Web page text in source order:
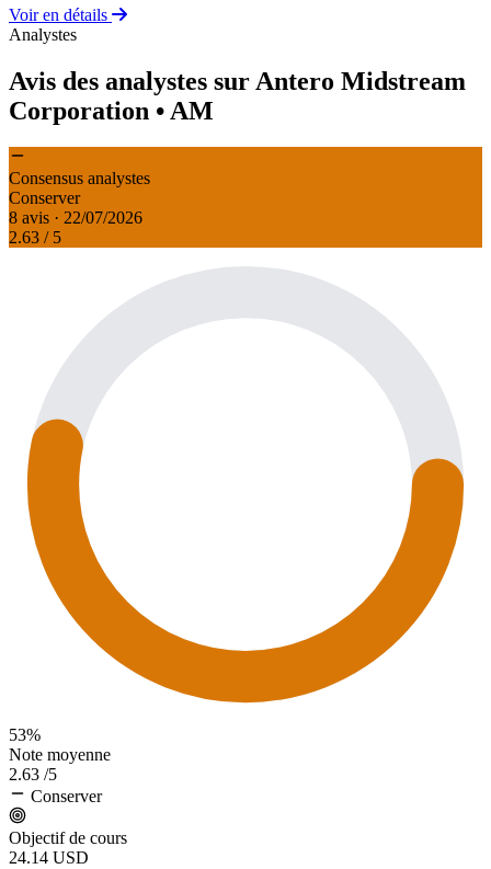
Voir en détails
Analystes
Avis des analystes sur Antero Midstream
Corporation • AM
Consensus analystes
Conserver
8 avis · 22/07/2026
2.63 / 5
53%
Note moyenne
2.63 /5
Conserver
Objectif de cours
24.14 USD